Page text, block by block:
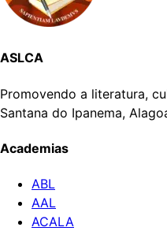
ASLCA
Promovendo a literatura,
Santana do Ipanema,
Academias
ABL
AAL
ACALA